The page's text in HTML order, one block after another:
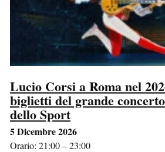
Lucio Corsi a Roma nel
biglietti del grande
dello Sport
5 Dicembre 2026
Orario: 21:00 – 23:00